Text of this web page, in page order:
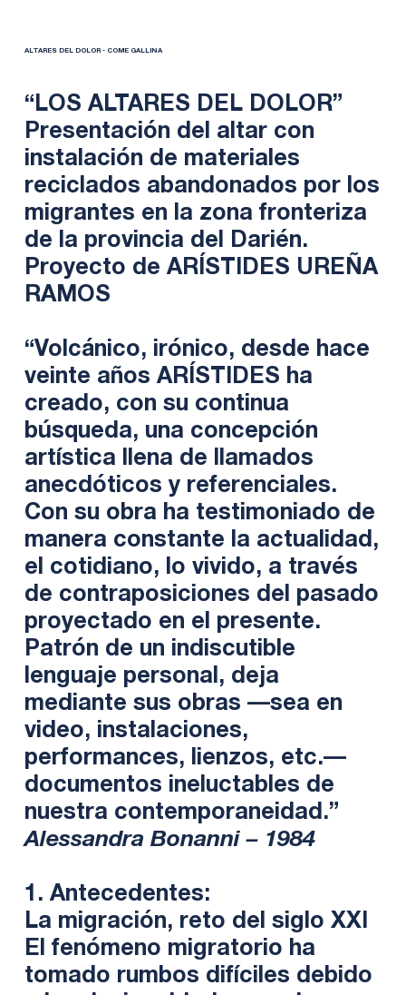
ALTARES DEL DOLOR - COME GALLINA
“LOS ALTARES DEL DOLOR”
Presentación del altar con
instalación de materiales
reciclados abandonados por los
migrantes en la zona fronteriza
de la provincia del Darién.
Proyecto de ARÍSTIDES UREÑA
RAMOS
“Volcánico, irónico, desde hace
veinte años ARÍSTIDES ha
creado, con su continua
búsqueda, una concepción
artística llena de llamados
anecdóticos y referenciales.
Con su obra ha testimoniado de
manera constante la actualidad,
el cotidiano, lo vivido, a través
de contraposiciones del pasado
proyectado en el presente.
Patrón de un indiscutible
lenguaje personal, deja
mediante sus obras —sea en
video, instalaciones,
performances, lienzos, etc.—
documentos ineluctables de
nuestra contemporaneidad.”
Alessandra Bonanni – 1984
1. Antecedentes:
La migración, reto del siglo XXI
El fenómeno migratorio ha
tomado rumbos difíciles debido